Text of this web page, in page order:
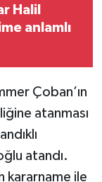
Halil
anlamlı
Çoban’ın
atanması
atandı.
kararname ile